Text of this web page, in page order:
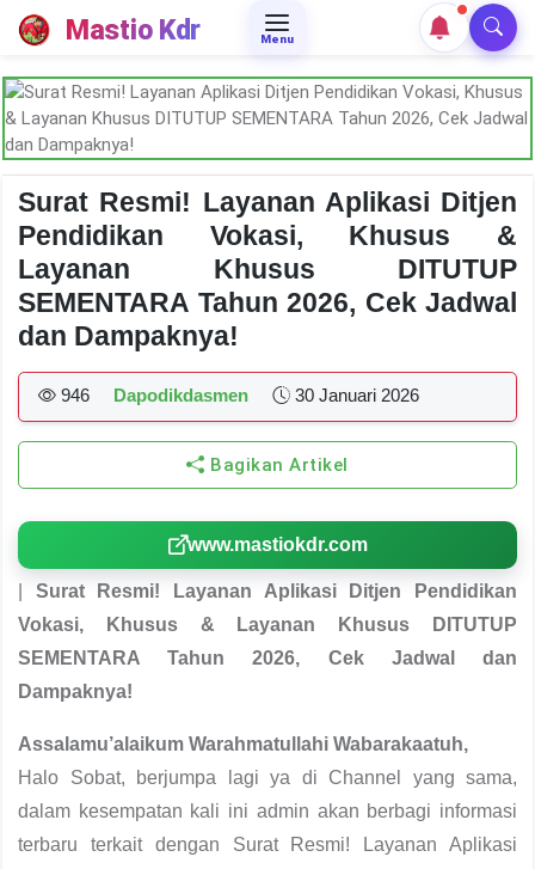
Mastio Kdr Menu
Surat Resmi! Layanan Aplikasi Ditjen
Pendidikan Vokasi, Khusus &
Layanan Khusus DITUTUP
SEMENTARA Tahun 2026, Cek Jadwal
dan Dampaknya!
946 Dapodikdasmen 30 Januari 2026
Bagikan Artikel
www.mastiokdr.com
Surat Resmi! Layanan Aplikasi Ditjen Pendidikan
Vokasi, Khusus & Layanan Khusus DITUTUP
SEMENTARA Tahun 2026, Cek Jadwal dan
Dampaknya!
Assalamu’alaikum Warahmatullahi Wabarakaatuh,
Halo Sobat, berjumpa lagi ya di Channel yang sama,
dalam kesempatan kali ini admin akan berbagi informasi
terbaru terkait dengan Surat Resmi! Layanan Aplikasi